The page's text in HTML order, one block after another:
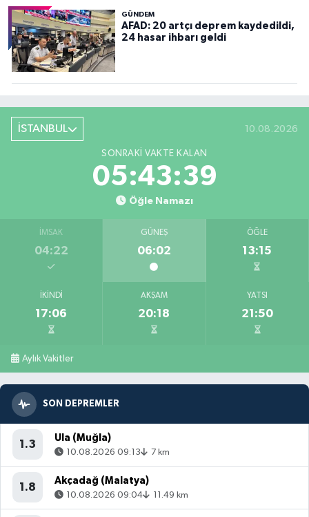
GÜNDEM
AFAD: 20 artçı deprem kaydedildi,
24 hasar ihbarı geldi
İSTANBUL 10.08.2026
SONRAKI VAKTE KALAN
05:43:37
Öğle Namazı
İMSAK
04:22
GÜNEŞ
06:02
ÖĞLE
13:15
İKINDI
17:06
AKŞAM
20:18
YATSI
21:50
Aylık Vakitler
SON DEPREMLER
1.3
Ula (Muğla)
10.08.2026 09:13 7 km
1.8
Akçadağ (Malatya)
10.08.2026 09:04 11.49 km